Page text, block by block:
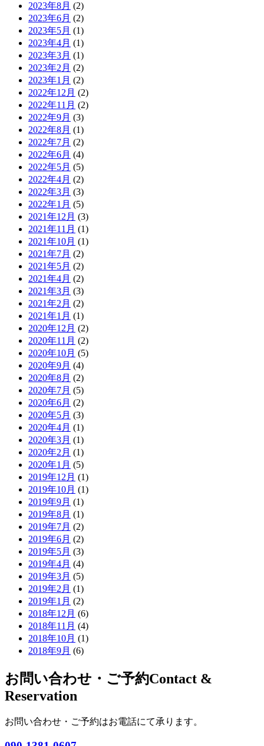
2023年8月 (2)
2023年6月 (2)
2023年5月 (1)
2023年4月 (1)
2023年3月 (1)
2023年2月 (2)
2023年1月 (2)
2022年12月 (2)
2022年11月 (2)
2022年9月 (3)
2022年8月 (1)
2022年7月 (2)
2022年6月 (4)
2022年5月 (5)
2022年4月 (2)
2022年3月 (3)
2022年1月 (5)
2021年12月 (3)
2021年11月 (1)
2021年10月 (1)
2021年7月 (2)
2021年5月 (2)
2021年4月 (2)
2021年3月 (3)
2021年2月 (2)
2021年1月 (1)
2020年12月 (2)
2020年11月 (2)
2020年10月 (5)
2020年9月 (4)
2020年8月 (2)
2020年7月 (5)
2020年6月 (2)
2020年5月 (3)
2020年4月 (1)
2020年3月 (1)
2020年2月 (1)
2020年1月 (5)
2019年12月 (1)
2019年10月 (1)
2019年9月 (1)
2019年8月 (1)
2019年7月 (2)
2019年6月 (2)
2019年5月 (3)
2019年4月 (4)
2019年3月 (5)
2019年2月 (1)
2019年1月 (2)
2018年12月 (6)
2018年11月 (4)
2018年10月 (1)
2018年9月 (6)
お問い合わせ・ご予約Contact &
Reservation
お問い合わせ・ご予約はお電話にて承ります。